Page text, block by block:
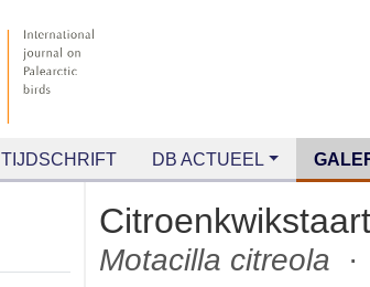
TIJDSCHRIFT DB ACTUEEL GALERIJ
Motacilla citreola